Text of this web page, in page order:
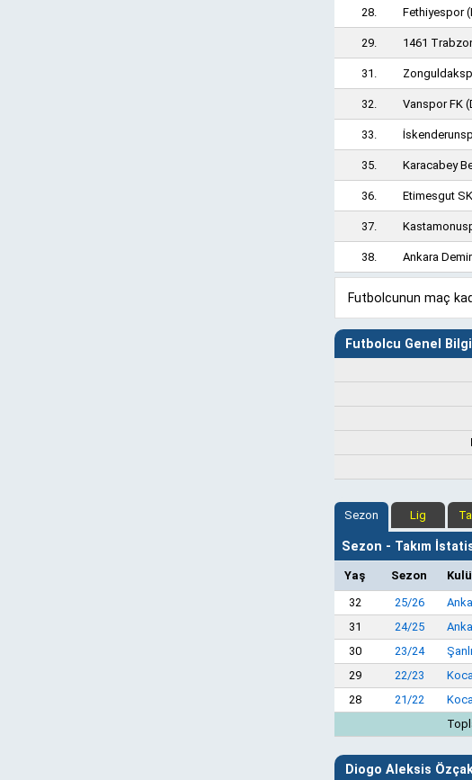
28. Fethiyespor
29. 1461
31.
32. Vanspor FK
33.
35. Karacabey
36. Etimesgut SK
37.
38. Ankara Demir
Futbolcunun maç
Futbolcu Genel
Sezon Lig
Sezon - Takım
Yaş Sezon
32
25/26
31
24/25
30
23/24
29
22/23
28
21/22
Diogo Aleksis